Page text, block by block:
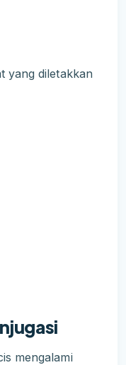
yang diletakkan
mengalami